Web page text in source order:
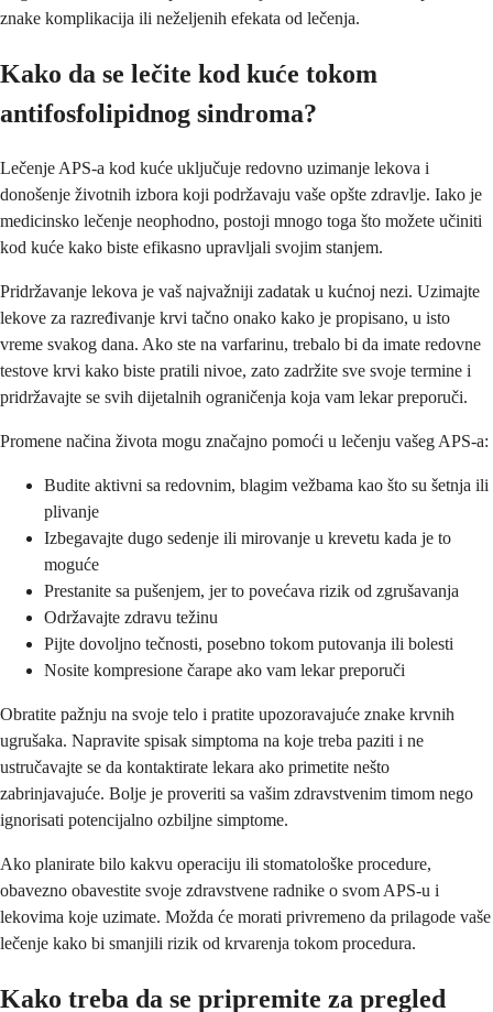
znake komplikacija ili neželjenih efekata od lečenja.
Kako da se lečite kod kuće tokom
antifosfolipidnog sindroma?
Lečenje APS-a kod kuće uključuje redovno uzimanje lekova i
donošenje životnih izbora koji podržavaju vaše opšte zdravlje. Iako je
medicinsko lečenje neophodno, postoji mnogo toga što možete učiniti
kod kuće kako biste efikasno upravljali svojim stanjem.
Pridržavanje lekova je vaš najvažniji zadatak u kućnoj nezi. Uzimajte
lekove za razređivanje krvi tačno onako kako je propisano, u isto
vreme svakog dana. Ako ste na varfarinu, trebalo bi da imate redovne
testove krvi kako biste pratili nivoe, zato zadržite sve svoje termine i
pridržavajte se svih dijetalnih ograničenja koja vam lekar preporuči.
Promene načina života mogu značajno pomoći u lečenju vašeg APS-a:
Budite aktivni sa redovnim, blagim vežbama kao što su šetnja ili
plivanje
Izbegavajte dugo sedenje ili mirovanje u krevetu kada je to
moguće
Prestanite sa pušenjem, jer to povećava rizik od zgrušavanja
Održavajte zdravu težinu
Pijte dovoljno tečnosti, posebno tokom putovanja ili bolesti
Nosite kompresione čarape ako vam lekar preporuči
Obratite pažnju na svoje telo i pratite upozoravajuće znake krvnih
ugrušaka. Napravite spisak simptoma na koje treba paziti i ne
ustručavajte se da kontaktirate lekara ako primetite nešto
zabrinjavajuće. Bolje je proveriti sa vašim zdravstvenim timom nego
ignorisati potencijalno ozbiljne simptome.
Ako planirate bilo kakvu operaciju ili stomatološke procedure,
obavezno obavestite svoje zdravstvene radnike o svom APS-u i
lekovima koje uzimate. Možda će morati privremeno da prilagode vaše
lečenje kako bi smanjili rizik od krvarenja tokom procedura.
Kako treba da se pripremite za pregled